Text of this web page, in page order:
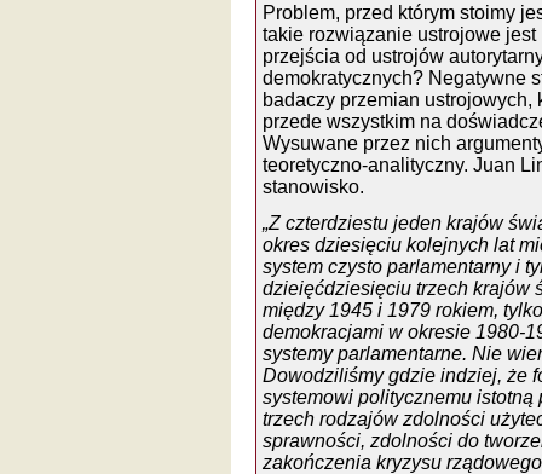
Problem, przed którym stoimy
takie rozwiązanie ustrojowe
przejścia od ustrojów
demokratycznych? Negatywne
badaczy przemian
przede wszystkim na
Wysuwane przez nich
teoretyczno-analityczny. Juan
stanowisko.
„Z czterdziestu jeden krajów
okres dziesięciu kolejnych lat
system czysto parlamentarny i
dzieięćdziesięciu trzech krajów
między 1945 i 1979 rokiem,
demokracjami w okresie 1980-
systemy parlamentarne. Nie
Dowodziliśmy gdzie indziej, że
systemowi politycznemu
trzech rodzajów zdolności
sprawności, zdolności do
zakończenia kryzysu